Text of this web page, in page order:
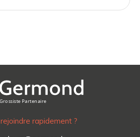
rapidement ?